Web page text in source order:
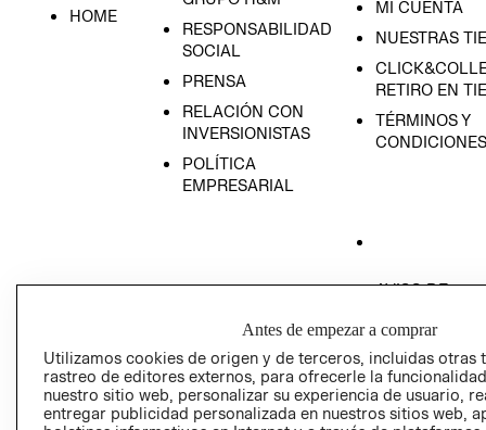
HOME
RESPONSABILIDAD
SOCIAL
PRENSA
RELACIÓN CON
INVERSIONISTAS
POLÍTICA
EMPRESARIAL
MI CUENTA
NUESTRAS
RETIRO EN
TÉRMINOS Y
CONDICIONES
AVISO DE
GIFT CARD
AVISO DE
Antes de empezar a comprar
Utilizamos cookies de origen y de terceros, incluidas otras
rastreo de editores externos, para ofrecerle la
nuestro sitio web, personalizar su experiencia de usuario,
entregar publicidad personalizada en nuestros sitios web,